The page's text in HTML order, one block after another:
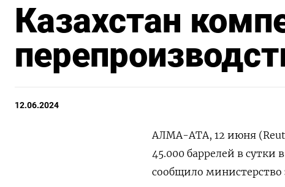
Казахстан
12.06.2024
АЛМА-АТА, 12 июня
45.000 баррелей в сутки
сообщило министерство